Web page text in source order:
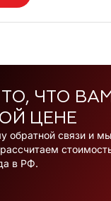
ЧТО
ЦЕНЕ
обратной связи и
в РФ.